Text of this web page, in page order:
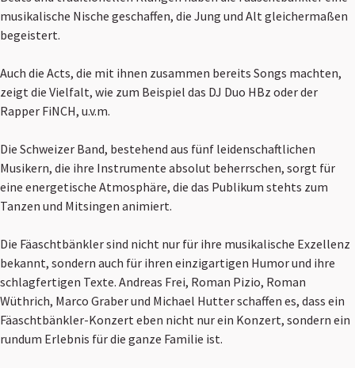
musikalische Nische geschaffen, die Jung und Alt gleichermaßen
begeistert.
Auch die Acts, die mit ihnen zusammen bereits Songs machten,
zeigt die Vielfalt, wie zum Beispiel das DJ Duo HBz oder der
Rapper FiNCH, u.v.m.
Die Schweizer Band, bestehend aus fünf leidenschaftlichen
Musikern, die ihre Instrumente absolut beherrschen, sorgt für
eine energetische Atmosphäre, die das Publikum stehts zum
Tanzen und Mitsingen animiert.
Die Fäaschtbänkler sind nicht nur für ihre musikalische Exzellenz
bekannt, sondern auch für ihren einzigartigen Humor und ihre
schlagfertigen Texte. Andreas Frei, Roman Pizio, Roman
Wüthrich, Marco Graber und Michael Hutter schaffen es, dass ein
Fäaschtbänkler-Konzert eben nicht nur ein Konzert, sondern ein
rundum Erlebnis für die ganze Familie ist.